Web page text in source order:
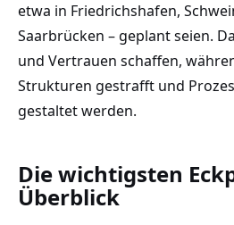
etwa in Friedrichshafen,
Saarbrücken – geplant seien.
und Vertrauen schaffen,
Strukturen gestrafft und
gestaltet werden.
Die wichtigsten
Überblick